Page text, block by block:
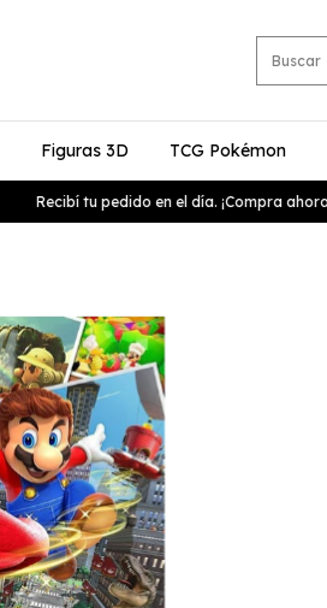
Figuras 3D TCG Pokémon
Recibí tu pedido en el día. ¡Compra ahora!*